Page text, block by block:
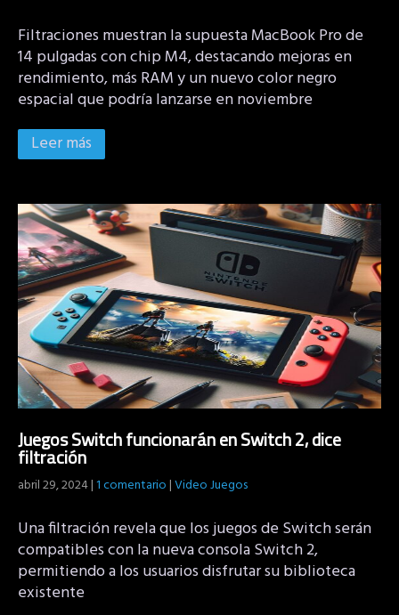
Filtraciones muestran la supuesta MacBook Pro de
14 pulgadas con chip M4, destacando mejoras en
rendimiento, más RAM y un nuevo color negro
espacial que podría lanzarse en noviembre
Leer más
Juegos Switch funcionarán en Switch 2, dice
filtración
abril 29, 2024|1 comentario|Video Juegos
Una filtración revela que los juegos de Switch serán
compatibles con la nueva consola Switch 2,
permitiendo a los usuarios disfrutar su biblioteca
existente